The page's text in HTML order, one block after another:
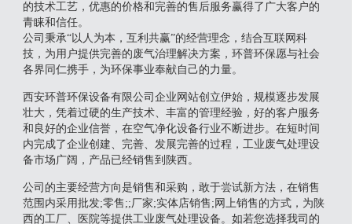
的技术工艺，优惠的价格和完善的售后服务赢得了广大客户的
青睐和信任。
公司秉承“以人为本，互利共赢”的经营理念，结合互联网科
技，为用户提供完善的废气治理解决方案，环普环保愿与社会
各界同仁携手，为环保事业奉献自己的力量。
西安环普环保设备有限公司企业网站创立伊始，规模逐步发展
壮大，凭着过硬的生产技术、丰富的管理经验，好的客户服务
和良好的企业信誉，在空气净化设备行业不断进步。在短时间
内完成了企业创建、完善、发展完善的过程，工业废气处理设
备市场广阔，产品已经销售到陕西。
公司的主要经营方向是销售和采购，敢于尝试新方法，在销售
范围内采用批发;零售;;厂家;实体店销售;网上销售的方式，为陕
西的工厂、医院等提供工业废气处理设备。如若您选择我司的